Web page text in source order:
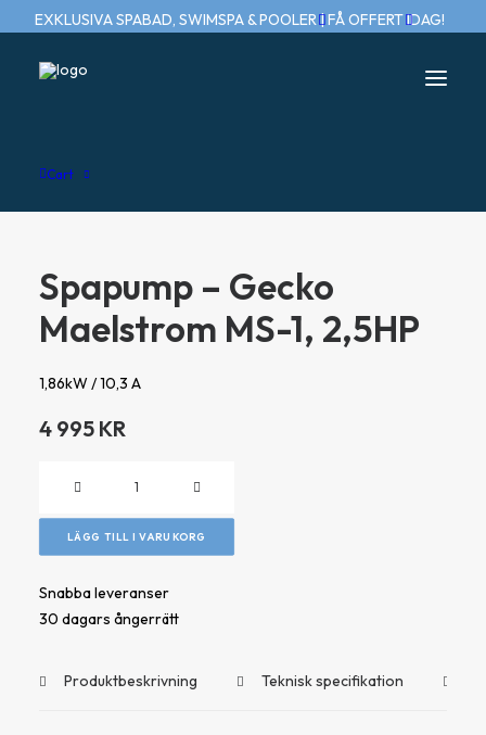
EXKLUSIVA SPABAD, SWIMSPA & POOLER | FÅ OFFERT IDAG!
Cart
Home
Spapump – Gecko
Maelstrom MS-1, 2,5HP
1,86kW / 10,3 A
4 995 KR
Gecko
Maelstrom
1,
2,5HP
LÄGG TILL I VARUKORG
Snabba leveranser
30 dagars ångerrätt
Produktbeskrivning Teknisk specifikation